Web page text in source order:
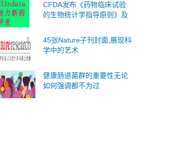
CFDA发布《药物临床试验
的生物统计学指导原则》及
45张Nature子刊封面,展现科
学中的艺术
健康肠道菌群的重要性无论
如何强调都不为过